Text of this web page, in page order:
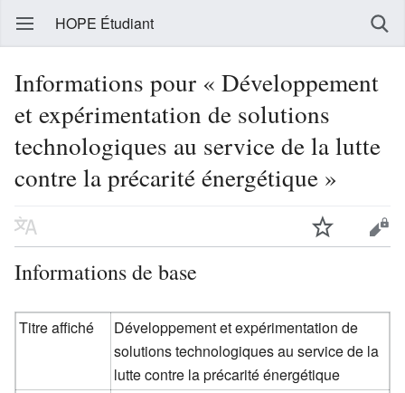
HOPE Étudiant
Informations pour « Développement
et expérimentation de solutions
technologiques au service de la lutte
contre la précarité énergétique »
Informations de base
Titre affiché
Développement et expérimentation de
solutions technologiques au service de la
lutte contre la précarité énergétique